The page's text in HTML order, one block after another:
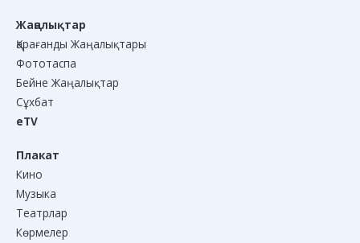
Жаңалықтар
Қарағанды Жаңалықтары
Фототаспа
Бейне Жаңалықтар
Сұхбат
eTV
Плакат
Кино
Музыка
Театрлар
Көрмелер